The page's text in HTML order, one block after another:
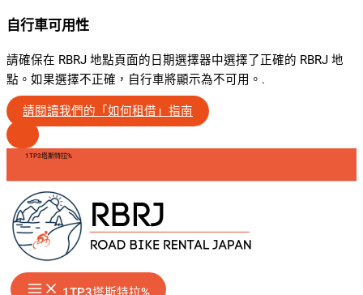
自行車可用性
請確保在 RBRJ 地點頁面的日期選擇器中選擇了正確的 RBRJ 地
點。如果選擇不正確，自行車將顯示為不可用。.
請閱讀我們的「如何租借」指南
容
1TP3塔斯特拉%